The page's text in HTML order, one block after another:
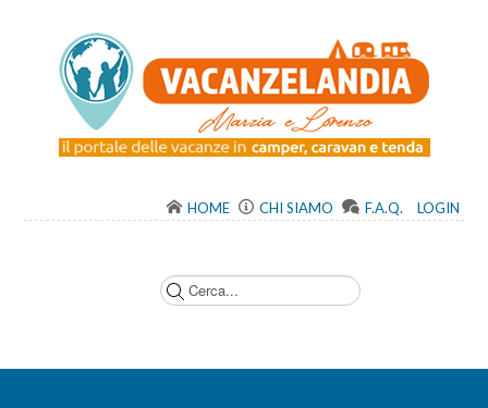
HOME CHI SIAMO F.A.Q. LOGIN